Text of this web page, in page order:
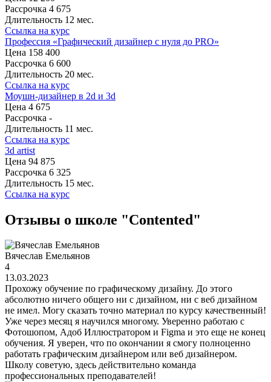
Рассрочка 4 675
Длительность 12 мес.
Ссылка на курс
Профессия «Графический дизайнер с нуля до PRO»
Цена 158 400
Рассрочка 6 600
Длительность 20 мес.
Ссылка на курс
Моушн-дизайнер в 2d и 3d
Цена 4 675
Рассрочка -
Длительность 11 мес.
Ссылка на курс
3d artist
Цена 94 875
Рассрочка 6 325
Длительность 15 мес.
Ссылка на курс
Отзывы о школе "Contented"
Вячеслав Емельянов
4
13.03.2023
Прохожу обучение по графическому дизайну. До этого
абсолютно ничего общего ни с дизайном, ни с веб дизайном
не имел. Могу сказать точно материал по курсу качественный!
Уже через месяц я научился многому. Уверенно работаю с
Фотошопом, Адоб Иллюстратором и Figma и это еще не конец
обучения. Я уверен, что по окончании я смогу полноценно
работать графическим дизайнером или веб дизайнером.
Школу советую, здесь действительно команда
профессиональных преподавателей!